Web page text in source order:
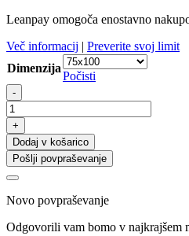
Leanpay omogoča enostavno
Več informacij | Preverite svoj limit
Dimenzija
Počisti
Otroška
volnena
odeja
INN
velur
NATUR
dve
količina
-
+
Dodaj v košarico
Pošlji povpraševanje
Novo povpraševanje
Odgovorili vam bomo v najkrajšem